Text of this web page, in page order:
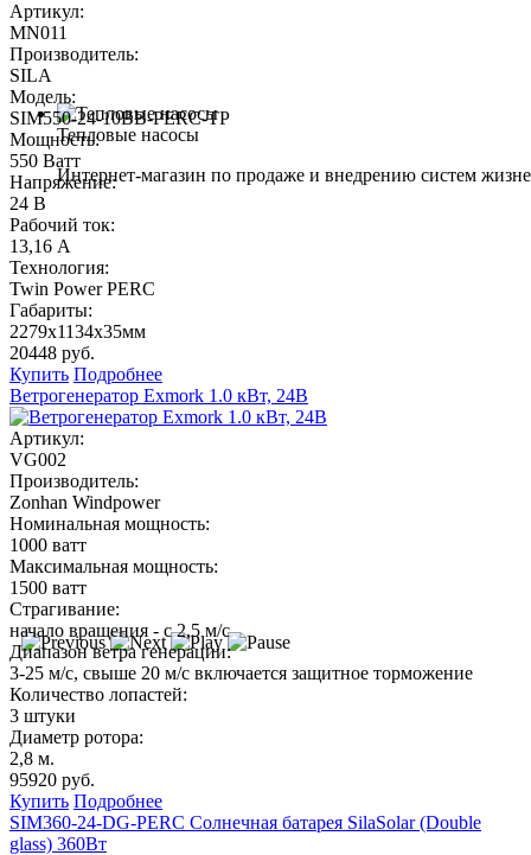
Тепловые насосы
Интернет-магазин по продаже и внедрению систем
Артикул:
MN011
Производитель:
SILA
Модель:
SIM550-24-10BB-PERC-TP
Мощность:
550 Ватт
Напряжение:
24 В
Рабочий ток:
13,16 А
Технология:
Twin Power PERC
Габариты:
2279x1134x35мм
20448 руб.
Купить Подробнее
Ветрогенератор Exmork 1.0 кВт, 24В
Артикул:
VG002
Производитель:
Zonhan Windpower
Номинальная мощность:
1000 ватт
Максимальная мощность:
1500 ватт
Страгивание:
начало вращения - с 2,5 м/с
Диапазон ветра генерации:
3-25 м/с, свыше 20 м/с включается защитное торможение
Количество лопастей:
3 штуки
Диаметр ротора:
2,8 м.
95920 руб.
Купить Подробнее
SIM360-24-DG-PERC Солнечная батарея SilaSolar (Double
glass) 360Вт